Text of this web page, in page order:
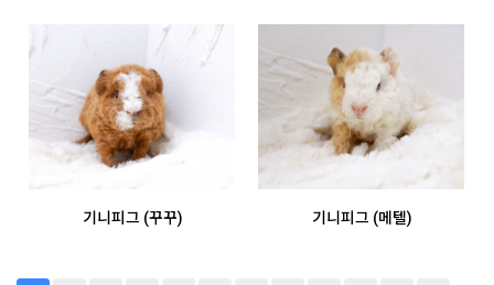
기니피그 (꾸꾸) 기니피그 (메텔)